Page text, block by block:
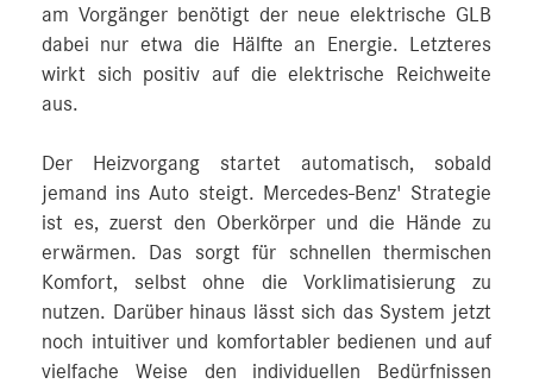
am Vorgänger benötigt der neue elektrische GLB
dabei nur etwa die Hälfte an Energie. Letzteres
wirkt sich positiv auf die elektrische Reichweite
aus.
Der Heizvorgang startet automatisch, sobald
jemand ins Auto steigt. Mercedes‑Benz' Strategie
ist es, zuerst den Oberkörper und die Hände zu
erwärmen. Das sorgt für schnellen thermischen
Komfort, selbst ohne die Vorklimatisierung zu
nutzen. Darüber hinaus lässt sich das System jetzt
noch intuitiver und komfortabler bedienen und auf
vielfache Weise den individuellen Bedürfnissen